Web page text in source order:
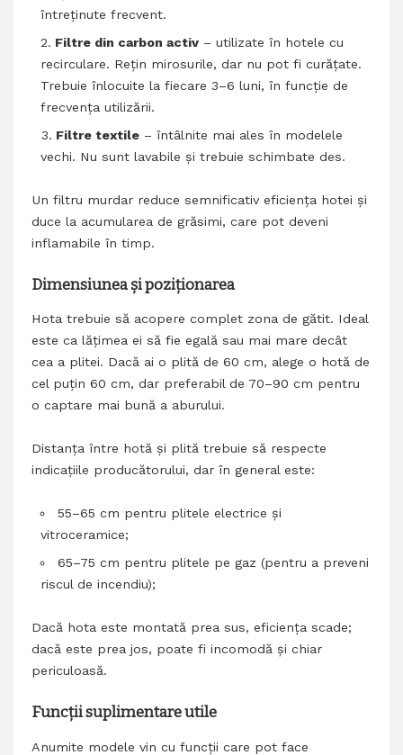
întreținute frecvent.
Filtre din carbon activ – utilizate în hotele cu
recirculare. Rețin mirosurile, dar nu pot fi curățate.
Trebuie înlocuite la fiecare 3–6 luni, în funcție de
frecvența utilizării.
Filtre textile – întâlnite mai ales în modelele
vechi. Nu sunt lavabile și trebuie schimbate des.
Un filtru murdar reduce semnificativ eficiența hotei și
duce la acumularea de grăsimi, care pot deveni
inflamabile în timp.
Dimensiunea și poziționarea
Hota trebuie să acopere complet zona de gătit. Ideal
este ca lățimea ei să fie egală sau mai mare decât
cea a plitei. Dacă ai o plită de 60 cm, alege o hotă de
cel puțin 60 cm, dar preferabil de 70–90 cm pentru
o captare mai bună a aburului.
Distanța între hotă și plită trebuie să respecte
indicațiile producătorului, dar în general este:
55–65 cm pentru plitele electrice și
vitroceramice;
65–75 cm pentru plitele pe gaz (pentru a preveni
riscul de incendiu);
Dacă hota este montată prea sus, eficiența scade;
dacă este prea jos, poate fi incomodă și chiar
periculoasă.
Funcții suplimentare utile
Anumite modele vin cu funcții care pot face